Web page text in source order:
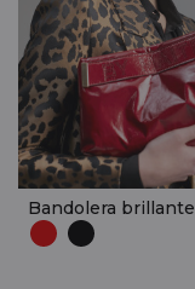
Bandolera brillante